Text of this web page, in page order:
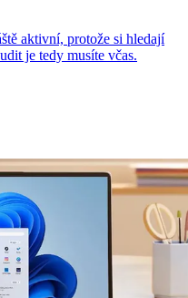
aktivní, protože si hledají
je tedy musíte včas.